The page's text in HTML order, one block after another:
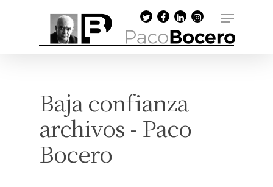
Baja confianza
archivos - Paco
Bocero